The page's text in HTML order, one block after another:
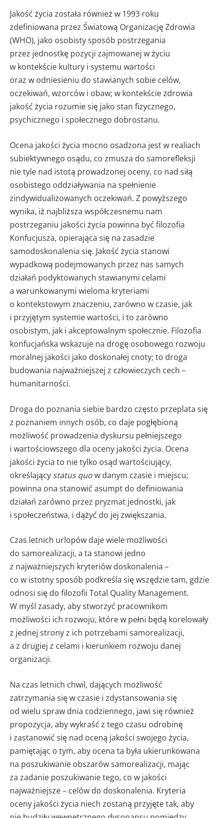
Jakość życia została również w 1993 roku
zdefiniowana przez Światową Organizację Zdrowia
(WHO), jako osobisty sposób postrzegania
przez jednostkę pozycji zajmowanej w życiu
w kontekście kultury i systemu wartości
oraz w odniesieniu do stawianych sobie celów,
oczekiwań, wzorców i obaw; w kontekście zdrowia
jakość życia rozumie się jako stan fizycznego,
psychicznego i społecznego dobrostanu.
Ocena jakości życia mocno osadzona jest w realiach
subiektywnego osądu, co zmusza do samorefleksji
nie tyle nad istotą prowadzonej oceny, co nad siłą
osobistego oddziaływania na spełnienie
zindywidualizowanych oczekiwań. Z powyższego
wynika, iż najbliższa współczesnemu nam
postrzeganiu jakości życia powinna być filozofia
Konfucjusza, opierająca się na zasadzie
samodoskonalenia się. Jakość życia stanowi
wypadkową podejmowanych przez nas samych
działań podyktowanych stawianymi celami
a warunkowanymi wieloma kryteriami
o kontekstowym znaczeniu, zarówno w czasie, jak
i przyjętym systemie wartości, i to zarówno
osobistym, jak i akceptowalnym społecznie. Filozofia
konfucjańska wskazuje na drogę osobowego rozwoju
moralnej jakości jako doskonałej cnoty; to droga
budowania najważniejszej z człowieczych cech –
humanitarności.
Droga do poznania siebie bardzo często przeplata się
z poznaniem innych osób, co daje pogłębioną
możliwość prowadzenia dyskursu pełniejszego
i wartościowszego dla oceny jakości życia. Ocena
jakości życia to nie tylko osąd wartościujący,
określający status quow danym czasie i miejscu;
powinna ona stanowić asumpt do definiowania
działań zarówno przez pryzmat jednostki, jak
i społeczeństwa, i dążyć do jej zwiększania.
Czas letnich urlopów daje wiele możliwości
do samorealizacji, a ta stanowi jedno
z najważniejszych kryteriów doskonalenia –
co w istotny sposób podkreśla się wszędzie tam, gdzie
odnosi się do filozofii Total Quality Management.
W myśl zasady, aby stworzyć pracownikom
możliwości ich rozwoju, które w pełni będą korelowały
z jednej strony z ich potrzebami samorealizacji,
a z drugiej z celami i kierunkiem rozwoju danej
organizacji.
Na czas letnich chwil, dających możliwość
zatrzymania się w czasie i zdystansowania się
od wielu spraw dnia codziennego, jawi się również
propozycja, aby wykraść z tego czasu odrobinę
i zastanowić się nad oceną jakości swojego życia,
pamiętając o tym, aby ocena ta była ukierunkowana
na poszukiwanie obszarów samorealizacji, mając
za zadanie poszukiwanie tego, co w jakości
najważniejsze – celów do doskonalenia. Kryteria
oceny jakości życia niech zostaną przyjęte tak, aby